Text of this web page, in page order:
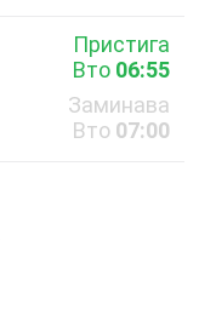
Пристига
Вто 06:55
Заминава
Вто 07:00